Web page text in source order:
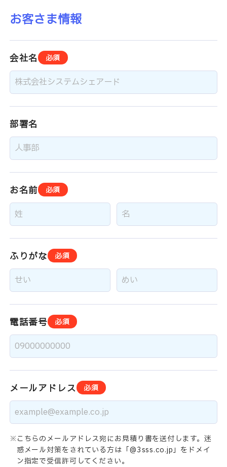
お客さま情報
会社名 必須
部署名
お名前 必須
ふりがな 必須
電話番号 必須
メールアドレス 必須
こちらのメールアドレス宛にお見積り書を送付します。迷
惑メール対策をされている方は「@3sss.co.jp」をドメイ
ン指定で受信許可してください。